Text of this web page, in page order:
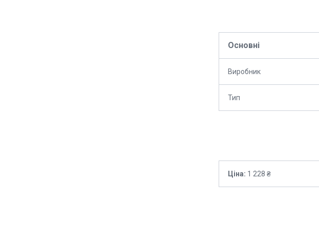
Основні
Виробник
Тип
Ціна: 1 228 ₴